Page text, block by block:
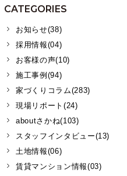
CATEGORIES
お知らせ(38)
採用情報(04)
お客様の声(10)
施工事例(94)
家づくりコラム(283)
現場リポート(24)
aboutさかね(103)
スタッフインタビュー(13)
土地情報(06)
賃貸マンション情報(03)